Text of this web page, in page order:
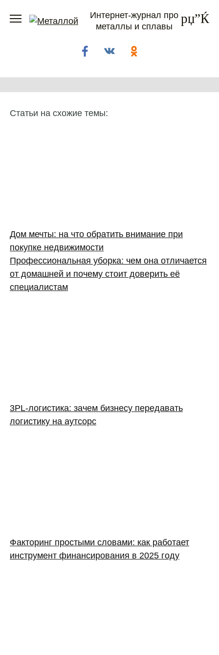
Интернет-журнал про
металлы и сплавы
Статьи на схожие темы:
Дом мечты: на что обратить внимание при
покупке недвижимости
Профессиональная уборка: чем она отличается
от домашней и почему стоит доверить её
специалистам
3PL‑логистика: зачем бизнесу передавать
логистику на аутсорс
Факторинг простыми словами: как работает
инструмент финансирования в 2025 году